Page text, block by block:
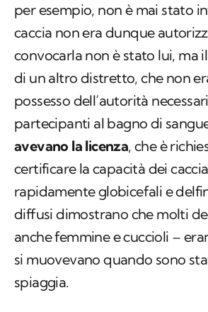
per esempio, non è mai stato
caccia non era dunque
convocarla non è stato lui, ma
di un altro distretto, che non
possesso dell’autorità
partecipanti al bagno di
avevano la licenza, che è
certificare la capacità dei
rapidamente globicefali e
diffusi dimostrano che molti
anche femmine e cuccioli –
si muovevano quando sono
spiaggia.